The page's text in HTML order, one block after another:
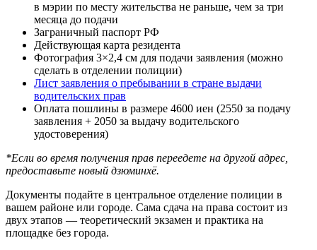
в мэрии по месту жительства не раньше, чем за три
месяца до подачи
Заграничный паспорт РФ
Действующая карта резидента
Фотография 3×2,4 см для подачи заявления (можно
сделать в отделении полиции)
Лист заявления о пребывании в стране выдачи
водительских прав
Оплата пошлины в размере 4600 иен (2550 за подачу
заявления + 2050 за выдачу водительского
удостоверения)
*Если во время получения прав переедете на другой адрес,
предоставьте новый дзюминхё.
Документы подайте в центральное отделение полиции в
вашем районе или городе. Сама сдача на права состоит из
двух этапов — теоретический экзамен и практика на
площадке без города.